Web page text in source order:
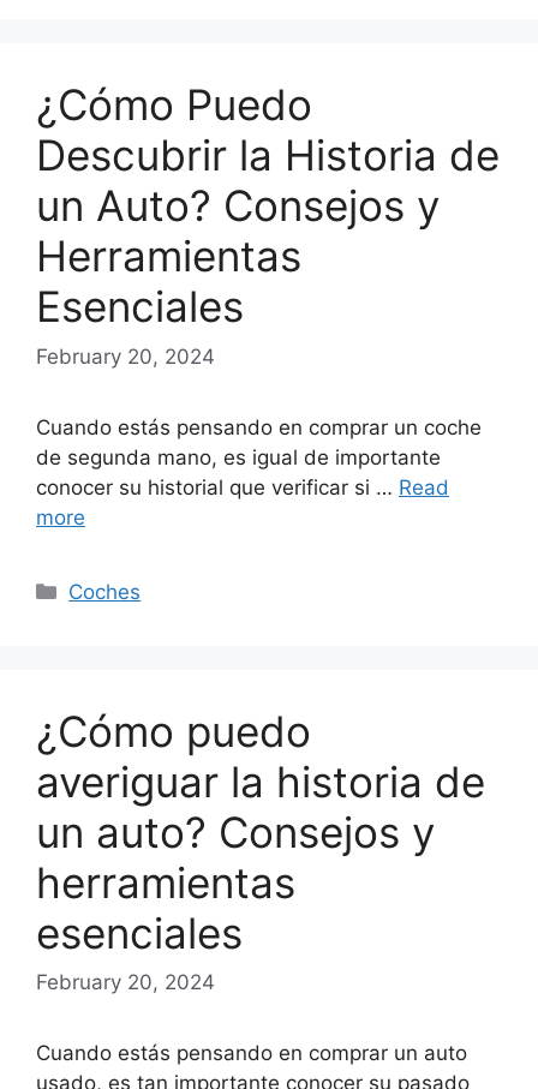
¿Cómo Puedo
Descubrir la Historia de
un Auto? Consejos y
Herramientas
Esenciales
February 20, 2024
Cuando estás pensando en comprar un coche
de segunda mano, es igual de importante
conocer su historial que verificar si … Read
more
Categories
Coches
¿Cómo puedo
averiguar la historia de
un auto? Consejos y
herramientas
esenciales
February 20, 2024
Cuando estás pensando en comprar un auto
usado, es tan importante conocer su pasado